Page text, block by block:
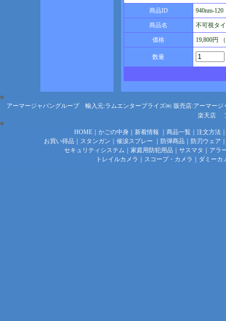
商品ID 940nm-120
商品名 不可視タ
価格 19,800円
数量
アーマージャパングループ 輸入元:ラムエンタープライズ㈱ 販売店:アーマージ
楽天店
HOME｜ かごの中身｜ 新着情報 商品一覧｜ 注文方法
お買い得品
スタンガン 催涙スプレー 防弾商品 防刃ウェア
セキュリティシステム
家庭用防犯用品 サスマタ
アラ
トレイルカメラ
スコープ・カメラ ダミーカ